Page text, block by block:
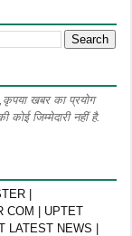
खबर का प्रयोग
जिम्मेदारी नहीं है.
|
COM | UPTET
NEWS |